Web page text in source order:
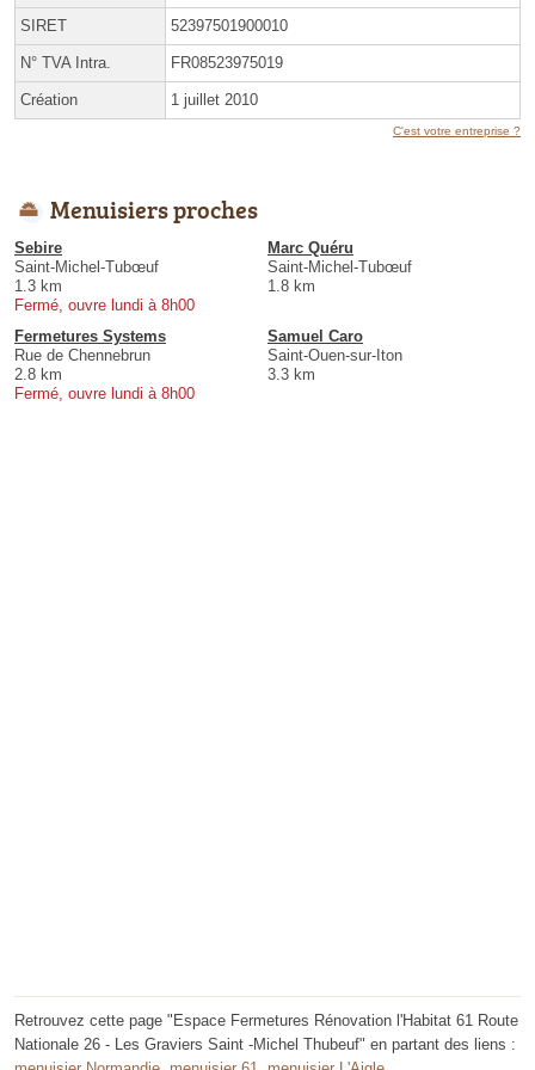
SIRET 52397501900010
N° TVA Intra. FR08523975019
Création 1 juillet 2010
C'est votre entreprise ?
Menuisiers proches
Sebire
Saint-Michel-Tubœuf
1.3 km
Fermé, ouvre lundi à 8h00
Marc Quéru
Saint-Michel-Tubœuf
1.8 km
Fermetures Systems
Rue de Chennebrun
2.8 km
Fermé, ouvre lundi à 8h00
Samuel Caro
Saint-Ouen-sur-Iton
3.3 km
Retrouvez cette page "Espace Fermetures Rénovation l'Habitat 61 Route
Nationale 26 - Les Graviers Saint -Michel Thubeuf" en partant des liens :